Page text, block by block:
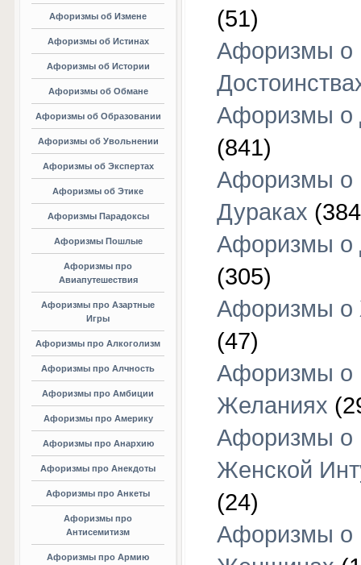
Афоризмы об Измене
Афоризмы об Истинах
Афоризмы об Истории
Афоризмы об Обмане
Афоризмы об Образовании
Афоризмы об Увольнении
Афоризмы об Экспертах
Афоризмы об Этике
Афоризмы Парадоксы
Афоризмы Пошлые
Афоризмы про
Авиапутешествия
Афоризмы про Азартные
Игры
Афоризмы про Алкоголизм
Афоризмы про Алчность
Афоризмы про Амбиции
Афоризмы про Америку
Афоризмы про Анархию
Афоризмы про Анекдоты
Афоризмы про Анкеты
Афоризмы про
Антисемитизм
Афоризмы про Армию
(51)
Афоризмы о
Афоризмы о
(841)
Афоризмы о
Дураках
Афоризмы о
(305)
Афоризмы
(47)
Афоризмы о
Желаниях
Афоризмы о
Женской
(24)
Афоризмы о